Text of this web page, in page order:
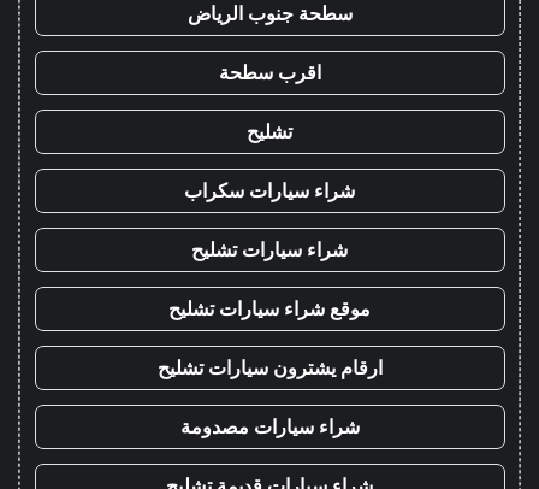
سطحة جنوب الرياض
اقرب سطحة
تشليح
شراء سيارات سكراب
شراء سيارات تشليح
موقع شراء سيارات تشليح
ارقام يشترون سيارات تشليح
شراء سيارات مصدومة